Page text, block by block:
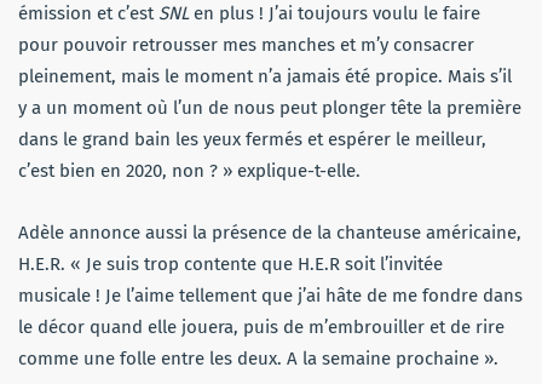
émission et c’est SNLen plus ! J’ai toujours voulu le faire
pour pouvoir retrousser mes manches et m’y consacrer
pleinement, mais le moment n’a jamais été propice. Mais s’il
y a un moment où l’un de nous peut plonger tête la première
dans le grand bain les yeux fermés et espérer le meilleur,
c’est bien en 2020, non ? » explique-t-elle.
Adèle annonce aussi la présence de la chanteuse américaine,
H.E.R. « Je suis trop contente que H.E.R soit l’invitée
musicale ! Je l’aime tellement que j’ai hâte de me fondre dans
le décor quand elle jouera, puis de m’embrouiller et de rire
comme une folle entre les deux. A la semaine prochaine ».